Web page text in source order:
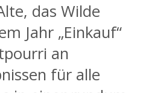
das Wilde
Jahr „Einkauf“
an
für alle